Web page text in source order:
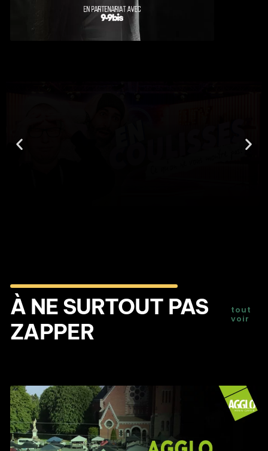
À NE SURTOUT PAS
ZAPPER
tout
voir